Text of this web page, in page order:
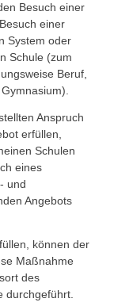
Besuch einer
einer
System oder
Schule (zum
Beruf,
Anspruch
erfüllen,
Schulen
eines
und
Angebots
können der
Maßnahme
des
durchgeführt.